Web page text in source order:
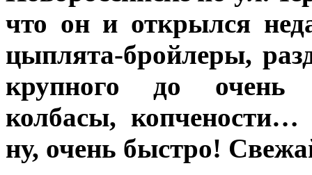
что он и открылся
цыплята-бройлеры,
крупного до очень
колбасы,
ну, очень быстро!